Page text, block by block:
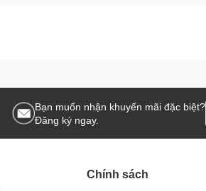
Bạn muốn nhận khuyến mãi đặc biệt?
Đăng ký ngay.
Chính sách